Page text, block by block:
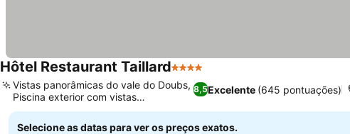
Hôtel Restaurant Taillard4 Estrelas
8,5Excelente (645 pontuações)
Vistas panorâmicas do vale do Doubs,
Piscina exterior com vistas
panorâmicas
Selecione as datas para ver os preços exatos.